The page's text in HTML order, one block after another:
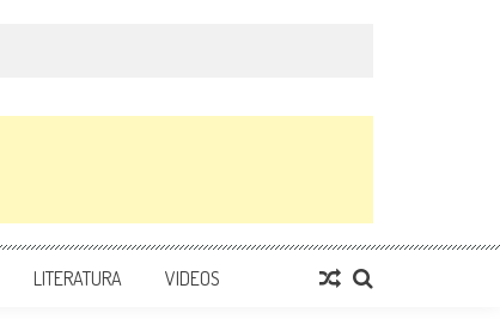
LITERATURA VIDEOS